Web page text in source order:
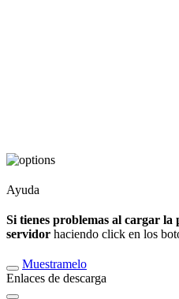
Ayuda
Si tienes problemas al cargar
servidor haciendo click en los
Muestramelo
Enlaces de descarga